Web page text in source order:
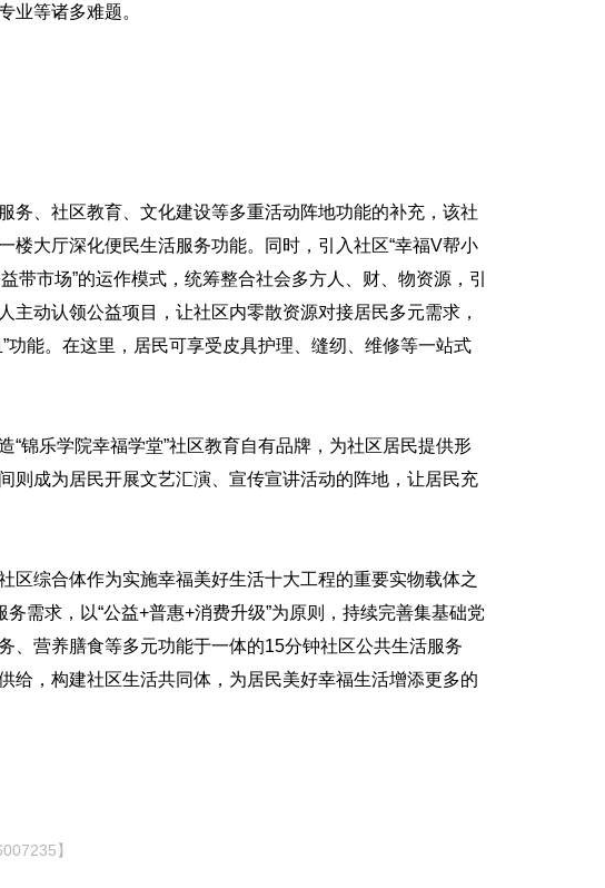
业等诸多难题。
务、社区教育、文化建设等多重活动阵地功能的补充，该社
楼大厅深化便民生活服务功能。同时，引入社区“幸福V帮小
带市场”的运作模式，统筹整合社会多方人、财、物资源，引
主动认领公益项目，让社区内零散资源对接居民多元需求，
功能。在这里，居民可享受皮具护理、缝纫、维修等一站式
“锦乐学院幸福学堂”社区教育自有品牌，为社区居民提供形
则成为居民开展文艺汇演、宣传宣讲活动的阵地，让居民充
区综合体作为实施幸福美好生活十大工程的重要实物载体之
需求，以“公益+普惠+消费升级”为原则，持续完善集基础党
、营养膳食等多元功能于一体的15分钟社区公共生活服务
给，构建社区生活共同体，为居民美好幸福生活增添更多的
】